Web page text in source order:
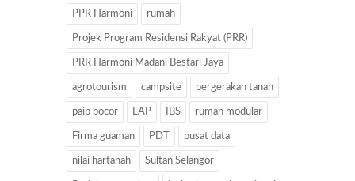
PPR Harmoni rumah
Projek Program Residensi Rakyat (PRR)
PRR Harmoni Madani Bestari Jaya
agrotourism campsite pergerakan tanah
paip bocor LAP IBS rumah modular
Firma guaman PDT pusat data
nilai hartanah Sultan Selangor